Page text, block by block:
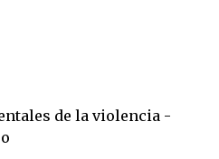
de la violencia -